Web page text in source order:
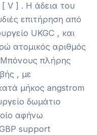
V ] . Η άδεια του
επιτήρηση από
UKGC , και
ατομικός αριθμός
πλήρης
, με
μήκος angstrom
δωμάτιο
αφήνω
support